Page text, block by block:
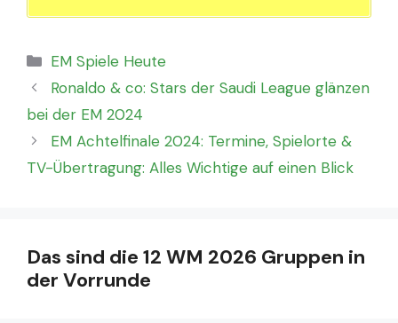
Kategorien
EM Spiele Heute
Ronaldo & co: Stars der Saudi League glänzen
bei der EM 2024
EM Achtelfinale 2024: Termine, Spielorte &
TV-Übertragung: Alles Wichtige auf einen Blick
Das sind die 12 WM 2026 Gruppen in
der Vorrunde